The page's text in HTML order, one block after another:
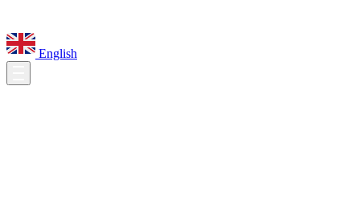
English